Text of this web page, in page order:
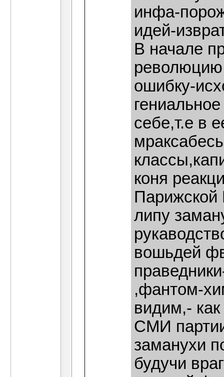
инфа-
идей-
В начале
революцию
ошибку-
себе,т.е в
коня
Парижской
липу
вошьдей
,фантом-
видим,-
СМИ
заманухи
будучи